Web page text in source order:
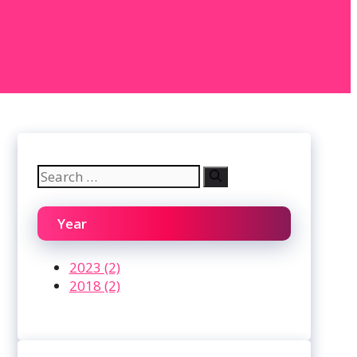
Search
for:
Year
2023 (2)
2018 (2)